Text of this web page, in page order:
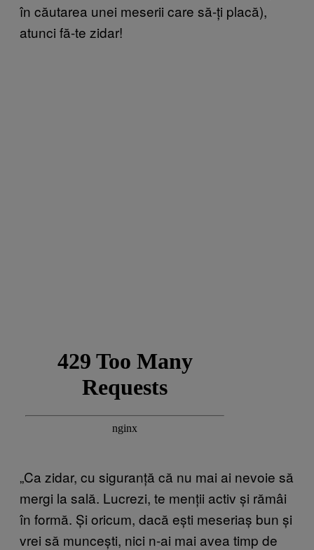
în căutarea unei meserii care să-ți placă),
atunci fă-te zidar!
„Ca zidar, cu siguranță că nu mai ai nevoie să
mergi la sală. Lucrezi, te menții activ și rămâi
în formă. Și oricum, dacă ești meseriaș bun și
vrei să muncești, nici n-ai mai avea timp de